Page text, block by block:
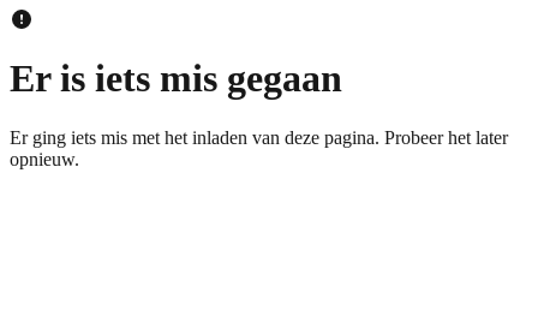
Er is iets mis gegaan
Er ging iets mis met het inladen van deze pagina. Probeer het later
opnieuw.